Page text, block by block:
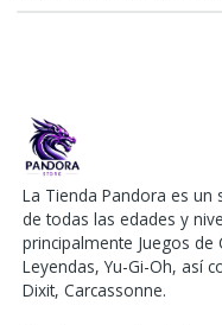
La Tienda Pandora es
de todas las edades y
principalmente Juegos
Leyendas, Yu-Gi-Oh, así
Dixit, Carcassonne.